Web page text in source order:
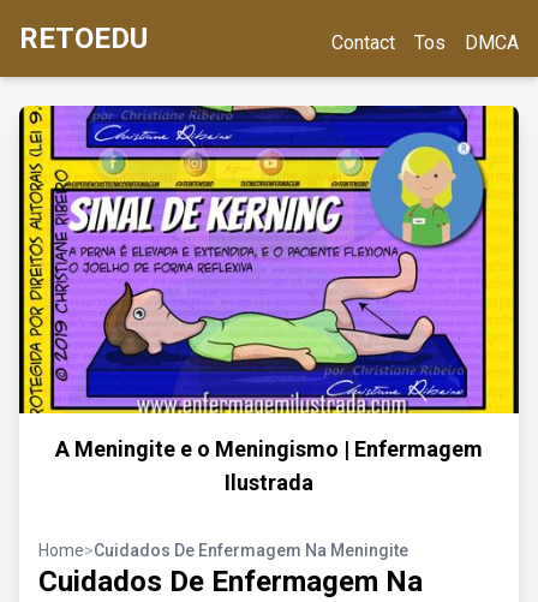
RETOEDU Contact Tos DMCA
A Meningite e o Meningismo | Enfermagem
Ilustrada
Home>Cuidados De Enfermagem Na Meningite
Cuidados De Enfermagem Na